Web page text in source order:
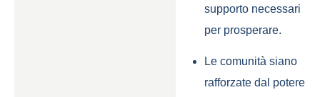
supporto necessari
per prosperare.
Le comunità siano
rafforzate dal potere